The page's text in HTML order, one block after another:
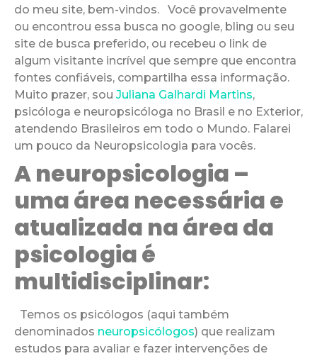
do meu site, bem-vindos. Você provavelmente
ou encontrou essa busca no google, bling ou seu
site de busca preferido, ou recebeu o link de
algum visitante incrível que sempre que encontra
fontes confiáveis, compartilha essa informação.
Muito prazer, sou Juliana Galhardi Martins,
psicóloga e neuropsicóloga no Brasil e no Exterior,
atendendo Brasileiros em todo o Mundo. Falarei
um pouco da Neuropsicologia para vocês.
A neuropsicologia –
uma área necessária e
atualizada na área da
psicologia é
multidisciplinar:
Temos os psicólogos (aqui também
denominados neuropsicólogos) que realizam
estudos para avaliar e fazer intervenções de